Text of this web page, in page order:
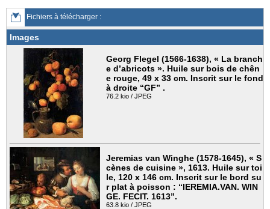
Fichiers à télécharger :
Images
Georg Flegel (1566-1638), « La branch
e d’abricots ». Huile sur bois de chên
e rouge, 49 x 33 cm. Inscrit sur le fond
à droite “GF” .
76.2 kio / JPEG
Jeremias van Winghe (1578-1645), « S
cènes de cuisine », 1613. Huile sur toi
le, 120 x 146 cm. Inscrit sur le bord su
r plat à poisson : “IEREMIA.VAN. WIN
GE. FECIT. 1613”.
63.8 kio / JPEG